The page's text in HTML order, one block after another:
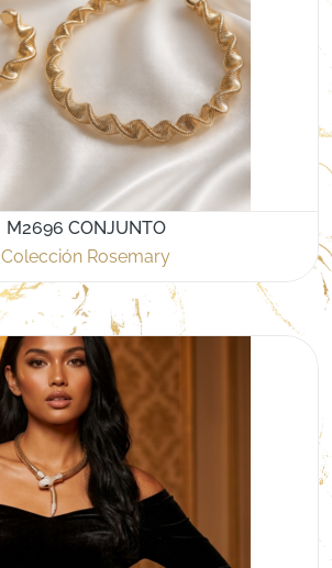
M2696 CONJUNTO
Colección Rosemary